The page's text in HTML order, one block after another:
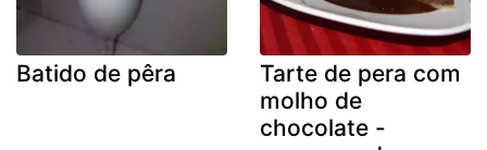
Batido de pêra
Tarte de pera com
molho de
chocolate -